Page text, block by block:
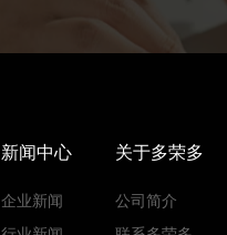
新闻中心
企业新闻
关于多荣多
公司简介